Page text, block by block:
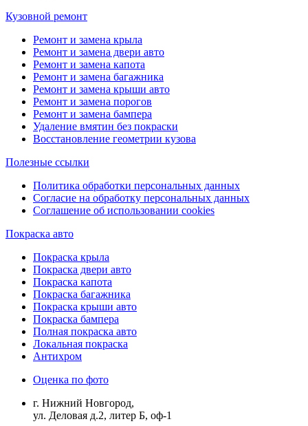
Кузовной ремонт
Ремонт и замена крыла
Ремонт и замена двери авто
Ремонт и замена капота
Ремонт и замена багажника
Ремонт и замена крыши авто
Ремонт и замена порогов
Ремонт и замена бампера
Удаление вмятин без покраски
Восстановление геометрии кузова
Полезные ссылки
Политика обработки персональных данных
Согласие на обработку персональных данных
Соглашение об использовании cookies
Покраска авто
Покраска крыла
Покраска двери авто
Покраска капота
Покраска багажника
Покраска крыши авто
Покраска бампера
Полная покраска авто
Локальная покраска
Антихром
Оценка по фото
г. Нижний Новгород,
ул. Деловая д.2, литер Б, оф-1